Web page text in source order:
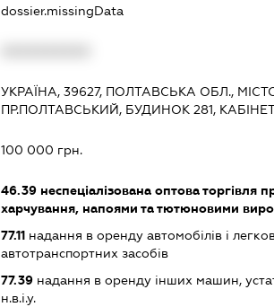
dossier.missingData
УКРАЇНА, 39627, ПОЛТАВСЬКА ОБЛ.,
ПР.ПОЛТАВСЬКИЙ, БУДИНОК 281,
100 000 грн.
46.39неспеціалізована оптова торгівля
харчування, напоями та тютюновими
77.11надання в оренду автомобілів і
автотранспортних засобів
77.39надання в оренду інших машин,
н.в.і.у.